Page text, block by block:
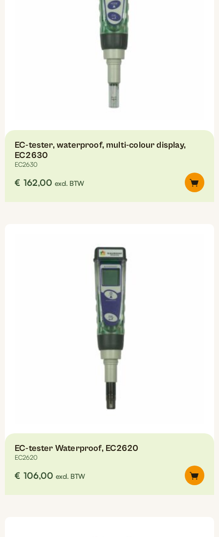
EC-tester, waterproof, multi-colour display,
EC2630
EC2630
€ 162,00 excl. BTW
EC-tester Waterproof, EC2620
EC2620
€ 106,00 excl. BTW